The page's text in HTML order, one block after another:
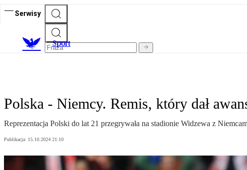
Serwisy
Sport
Polska - Niemcy. Remis, który dał
Reprezentacja Polski do lat 21 przegrywała na stadionie Widzewa z
Publikacja: 15.10.2024 21:10